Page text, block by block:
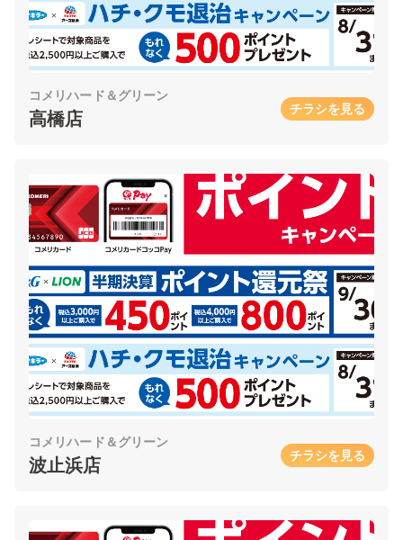
コメリハード＆グリーン
高橋店 チラシを見る
コメリハード＆グリーン
波止浜店 チラシを見る